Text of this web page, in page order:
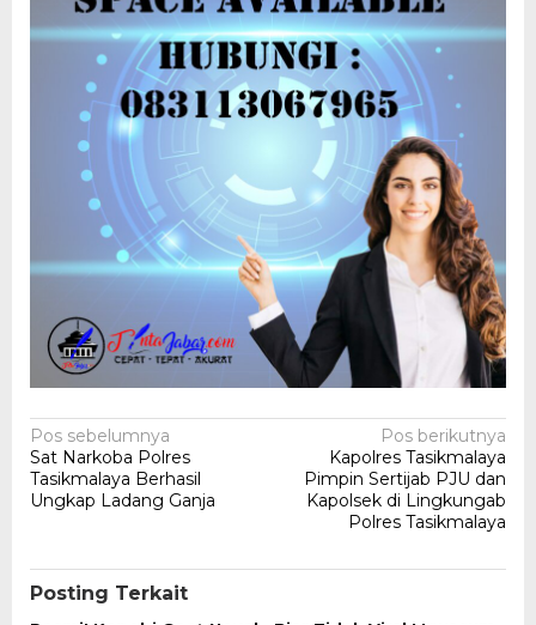
Navigasi
pos
Pos sebelumnya
Sat Narkoba Polres
Tasikmalaya Berhasil
Ungkap Ladang Ganja
Pos berikutnya
Kapolres Tasikmalaya
Pimpin Sertijab PJU dan
Kapolsek di Lingkungab
Polres Tasikmalaya
Posting Terkait